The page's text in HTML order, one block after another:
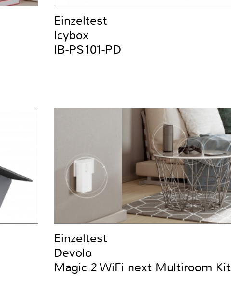
Einzeltest
Icybox
IB-PS101-PD
Einzeltest
Devolo
Magic 2 WiFi next Multiroom Kit